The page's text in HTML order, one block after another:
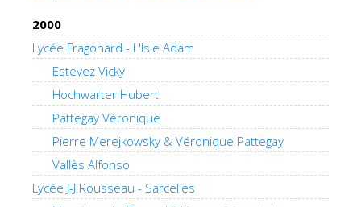
2000
Lycée Fragonard - L'Isle Adam
Estevez Vicky
Hochwarter Hubert
Pattegay Véronique
Pierre Merejkowsky & Véronique Pattegay
Vallès Alfonso
Lycée J-J.Rousseau - Sarcelles